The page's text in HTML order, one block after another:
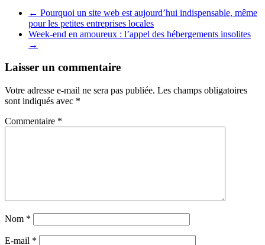
← Pourquoi un site web est aujourd’hui indispensable, même
pour les petites entreprises locales
Week-end en amoureux : l’appel des hébergements insolites
→
Laisser un commentaire
Votre adresse e-mail ne sera pas publiée. Les champs obligatoires
sont indiqués avec *
Commentaire *
Nom *
E-mail *